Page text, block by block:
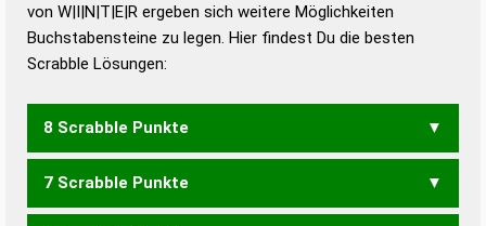
Duden – Die deutsche Grammatik
Duden – Deutsches
von W|I|N|T|E|R ergeben sich weitere Möglichkeiten
Buchstabensteine zu legen. Hier findest Du die besten
Scrabble Lösungen:
8 Scrabble Punkte
WINTRE WIRTEN
7 Scrabble Punkte